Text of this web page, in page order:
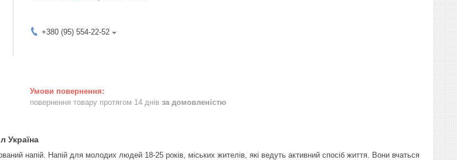
+380 (95) 554-22-52
повернення товару протягом 14 днів за домовленістю
Україна
напій. Напій для молодих людей 18-25 років, міських жителів, які ведуть активний спосіб життя. Вони вчаться